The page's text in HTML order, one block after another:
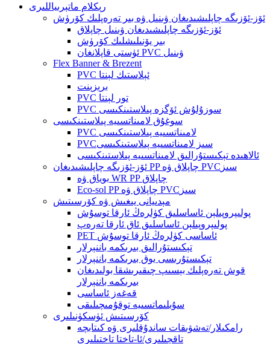
رېكلام ماتېرىياللىرى
ئۆز-ئۆزىگە چاپلىشىدىغان ۋىنىل ۋە بىر تەرەپلىك كۆرۈش
ئۆز-ئۆزىگە چاپلىشىدىغان ۋىنىل چاپلاق
بىر يۆنىلىشلىك كۆرۈش
ئۈستى قاپلانغان PVC ۋىنىل
Flex Banner & Brezent
PVC ئېلاستىك لېنتا
برېزېنت
PVC تور لېنتا
PVC سوزۇلۇش ئۆگزە پىلاستىنكىسى
سوغۇق لامىناتسىيە پىلاستىنكىسى
PVC لامىناتسىيە پىلاستىنكىسى
PVCسىز لامىناتسىيە پىلاستىنكىسى
ئالاھىدە تېكىستۇرالىق لامىناتسىيە پىلاستىنكىسى
ئۆز-ئۆزىگە چاپلىشىدىغان PP چاپلاق ۋە PVCسىز
بوياق ۋە WR PP چاپلاق
Eco-sol PP چاپلاق ۋە PVCسىز
مېدىيانى يىغىش ۋە كۆرسىتىش
پولىپروپىلېن ئاساسلىق كۈلرەڭ ئارقا توسۇش
پولىپروپىلېن ئاساسلىق ئاق ئارقا تەرەپ
PET ئاساسى كۈلرەڭ ئارقا توسۇش
تېكىستۇرالىق بىرىكمە باننېرلار
تېكىستۇرىسى يوق بىرىكمە باننېرلار
قوش تەرەپلىك بېسىپ چىقىرىشقا بولىدىغان
بىرىكمە باننېرلار
قەغەز ئاساسى
سۇبلىماتسىيە توقۇمىچىلىقى
كۆرسىتىش ئۈسكۈنىلىرى
رامكىلار/تەشۋىقات ساندۇقلىرى ۋە كىتابچە
تاقچىلىرى/ئا-تاختا تاختىلىرى